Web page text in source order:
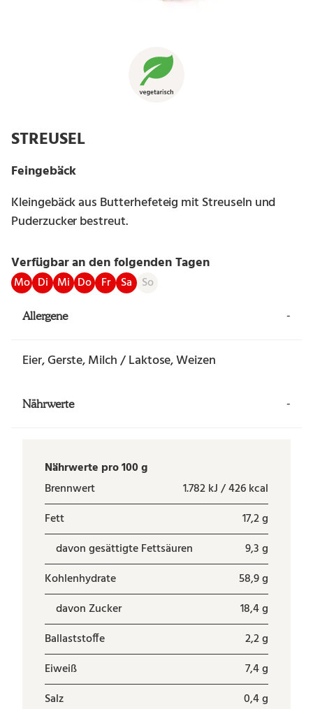
STREUSEL
Feingebäck
Kleingebäck aus Butterhefeteig mit Streuseln und
Puderzucker bestreut.
Verfügbar an den folgenden Tagen
Mo Di Mi Do Fr Sa So
Allergene -
Eier, Gerste, Milch / Laktose, Weizen
Nährwerte -
Nährwerte pro 100 g
Brennwert
1.782 kJ / 426 kcal
Fett
17,2 g
davon gesättigte Fettsäuren
9,3 g
Kohlenhydrate
58,9 g
davon Zucker
18,4 g
Ballaststoffe
2,2 g
Eiweiß
7,4 g
Salz
0,4 g